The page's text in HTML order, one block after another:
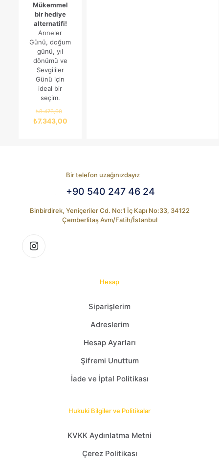
Mükemmel
bir hediye
alternatifi!
Anneler
Günü, doğum
günü, yıl
dönümü ve
Sevgililer
Günü için
ideal bir
seçim.
₺8.473,00
fiyat:
₺7.343,00Şu
Bir telefon uzağınızdayız
+90 540 247 46 24
Binbirdirek, Yeniçeriler Cd. No:1 İç Kapı No:33, 34122
Çemberlitaş Avm/Fatih/İstanbul
Hesap
Siparişlerim
Adreslerim
Hesap Ayarları
Şifremi Unuttum
İade ve İptal Politikası
Hukuki Bilgiler ve Politikalar
KVKK Aydınlatma Metni
Çerez Politikası